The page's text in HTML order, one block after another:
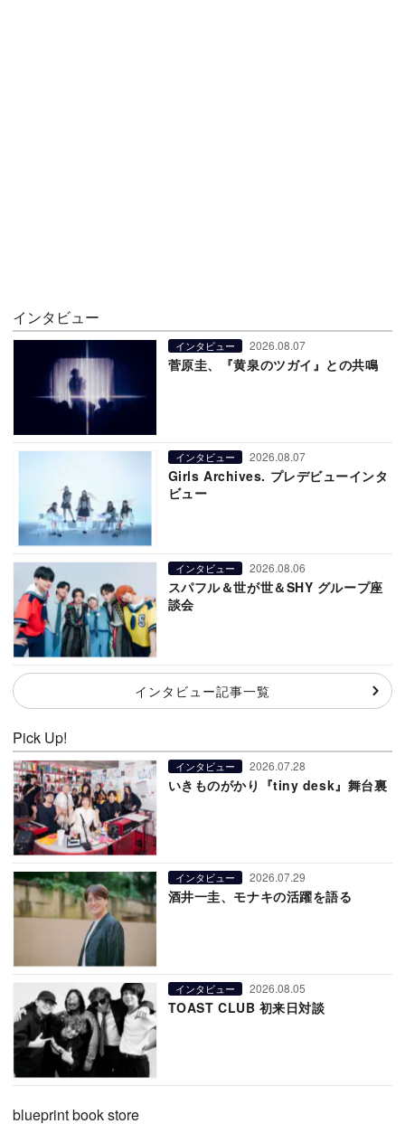
インタビュー
インタビュー 2026.08.07
菅原圭、『黄泉のツガイ』との共鳴
インタビュー 2026.08.07
Girls Archives. プレデビューインタ
ビュー
インタビュー 2026.08.06
スパフル＆世が世＆SHY グループ座
談会
インタビュー記事一覧
Pick Up!
インタビュー 2026.07.28
いきものがかり『tiny desk』舞台裏
インタビュー 2026.07.29
酒井一圭、モナキの活躍を語る
インタビュー 2026.08.05
TOAST CLUB 初来日対談
blueprint book store